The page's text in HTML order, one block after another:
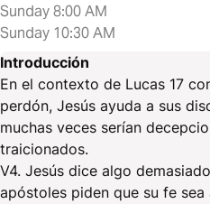
Sunday 8:00 AM
Sunday 10:30 AM
Introducción
En el contexto de Lucas 17
perdón, Jesús ayuda a sus
muchas veces serían
traicionados.
V4. Jesús dice algo
apóstoles piden que su fe sea